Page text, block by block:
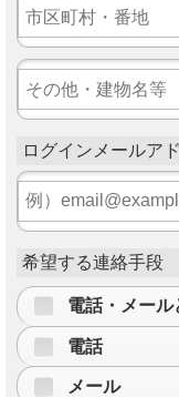
ログインメールア
希望する連絡手段
電話・メー
電話
メール